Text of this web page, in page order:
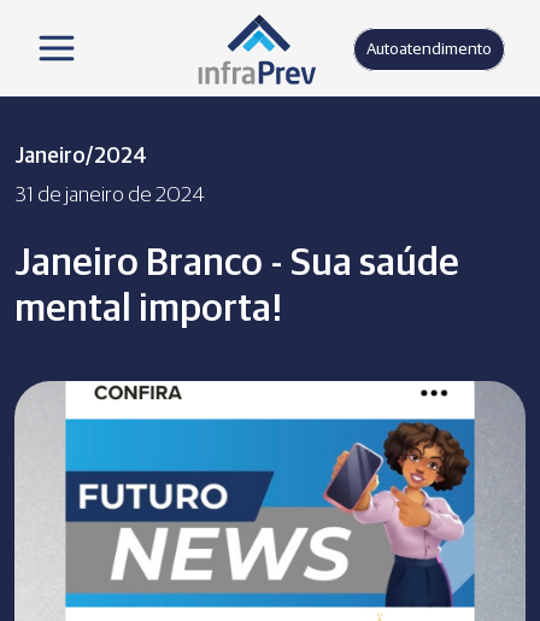
Autoatendimento
Janeiro/2024
31 de janeiro de 2024
Janeiro Branco - Sua saúde
mental importa!